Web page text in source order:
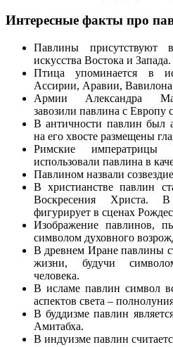
Интересные факты про
Павлины присутствуют
искусства Востока и Запада.
Птица упоминается в
Ассирии, Аравии,
Армии Александра
завозили павлина с Европу
В античности павлин был
на его хвосте размещены
Римские императрицы
использовали павлина в
Павлином назвали
В христианстве павлин
Воскресения Христа.
фигурирует в сценах
Изображение павлинов,
символом духовного
В древнем Иране павлины
жизни, будучи
человека.
В исламе павлин символ
аспектов света –
В буддизме павлин
Амитабха.
В индуизме павлин